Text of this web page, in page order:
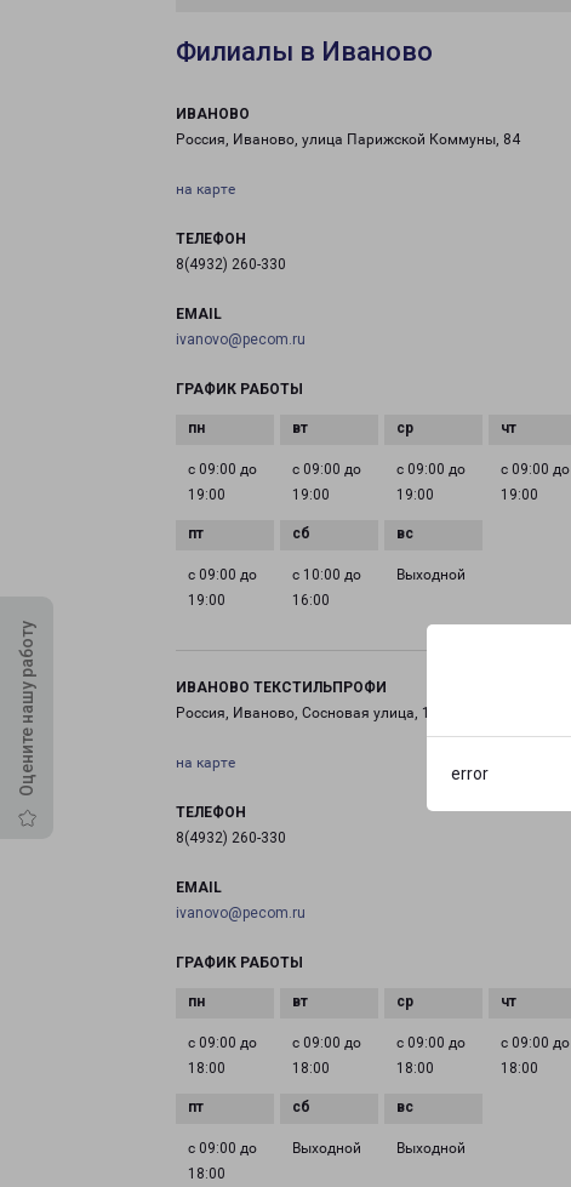
error
Оцените нашу работу
Филиалы в Иваново
ИВАНОВО
Россия, Иваново, улица Парижской Коммуны, 84
на карте
ТЕЛЕФОН
8(4932) 260-330
EMAIL
ivanovo@pecom.ru
ГРАФИК РАБОТЫ
с 09:00 до
19:00
с 09:00 до
19:00
с 09:00 до
19:00
с 09:00 до
19:00
с 09:00 до
19:00
с 10:00 до
16:00
Выходной
ИВАНОВО ТЕКСТИЛЬПРОФИ
Россия, Иваново, Сосновая улица, 1 пав. 1012
на карте
ТЕЛЕФОН
8(4932) 260-330
EMAIL
ivanovo@pecom.ru
ГРАФИК РАБОТЫ
с 09:00 до
18:00
с 09:00 до
18:00
с 09:00 до
18:00
с 09:00 до
18:00
с 09:00 до
18:00
Выходной Выходной